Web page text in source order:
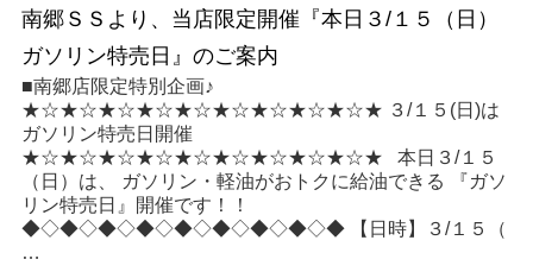
南郷ＳＳより、当店限定開催『本日３/１５（日）
ガソリン特売日』のご案内
■南郷店限定特別企画♪
★☆★☆★☆★☆★☆★☆★☆★☆★☆★ ３/１５(日)は
ガソリン特売日開催
★☆★☆★☆★☆★☆★☆★☆★☆★☆★ 本日３/１５
（日）は、 ガソリン・軽油がおトクに給油できる 『ガソ
リン特売日』開催です！！
◆◇◆◇◆◇◆◇◆◇◆◇◆◇◆◇◆ 【日時】３/１５（
…